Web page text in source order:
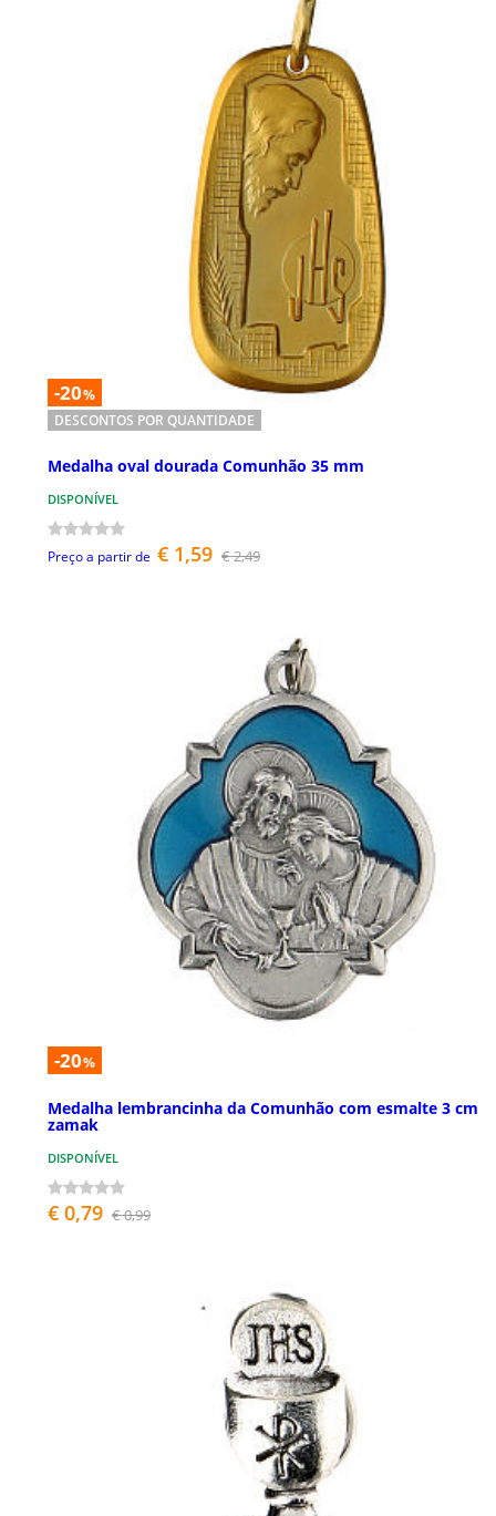
-20%
DESCONTOS POR QUANTIDADE
Medalha oval dourada Comunhão 35 mm
DISPONÍVEL
Preço a partir de € 1,59 € 2,49
-20%
Medalha lembrancinha da Comunhão com esmalte 3 cm
zamak
DISPONÍVEL
€ 0,79 € 0,99